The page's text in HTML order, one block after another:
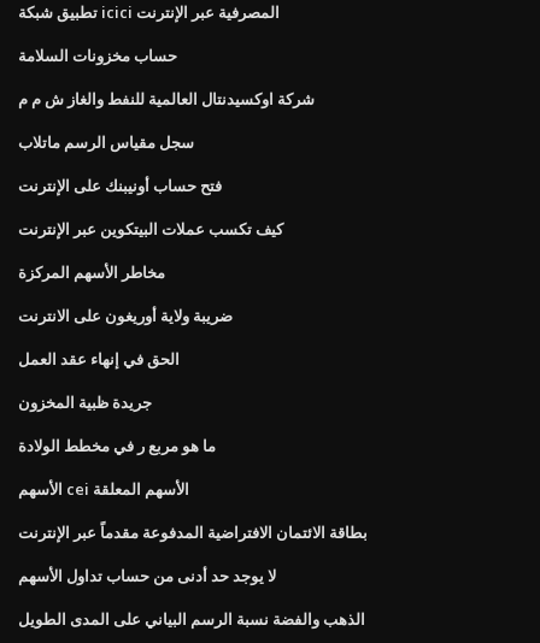
تطبيق شبكة icici المصرفية عبر الإنترنت
حساب مخزونات السلامة
شركة اوكسيدنتال العالمية للنفط والغاز ش م م
سجل مقياس الرسم ماتلاب
فتح حساب أونيبنك على الإنترنت
كيف تكسب عملات البيتكوين عبر الإنترنت
مخاطر الأسهم المركزة
ضريبة ولاية أوريغون على الانترنت
الحق في إنهاء عقد العمل
جريدة ظبية المخزون
ما هو مربع ر في مخطط الولادة
الأسهم cei الأسهم المعلقة
بطاقة الائتمان الافتراضية المدفوعة مقدماً عبر الإنترنت
لا يوجد حد أدنى من حساب تداول الأسهم
الذهب والفضة نسبة الرسم البياني على المدى الطويل